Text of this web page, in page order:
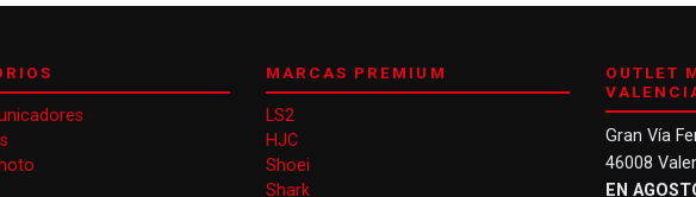
MARCAS PREMIUM
LS2
HJC
Shoei
Shark
OUTLET
Gran Vía
46008
EN